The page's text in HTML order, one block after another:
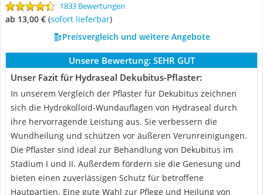
1833 Bewertungen
ab 13,00 € ( Sofort lieferbar)
Preisvergleich und weitere Angebote
Unsere Bewertung: SEHR GUT
Unser Fazit für Hydraseal Dekubitus-Pflaster:
In unserem Vergleich der Pflaster für Dekubitus zeichnen
sich die Hydrokolloid-Wundauflagen von Hydraseal durch
ihre hervorragende Leistung aus. Sie verbessern die
Wundheilung und schützen vor äußeren Verunreinigungen.
Die Pflaster sind ideal zur Behandlung von Dekubitus im
Stadium I und II. Außerdem fördern sie die Genesung und
bieten einen zuverlässigen Schutz für betroffene
Hautpartien. Eine gute Wahl zur Pflege und Heilung von